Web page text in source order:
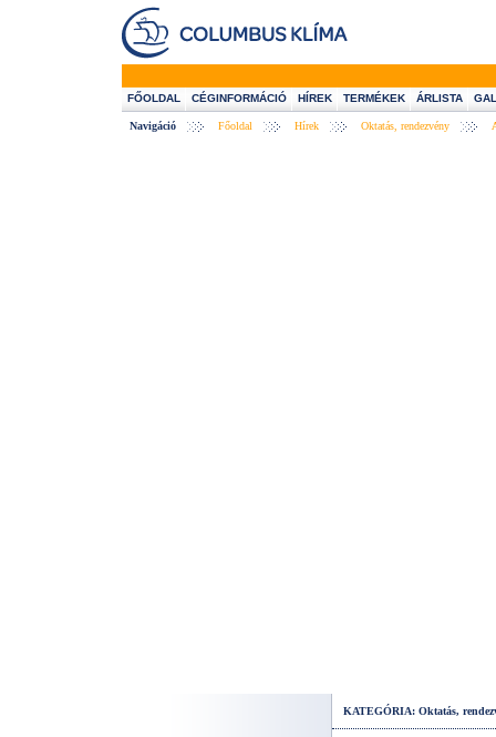
FŐOLDAL CÉGINFORMÁCIÓ HÍREK TERMÉKEK ÁRLISTA
Navigáció Főoldal Hírek Oktatás, rendezvény
KATEGÓRIA: Oktatás,